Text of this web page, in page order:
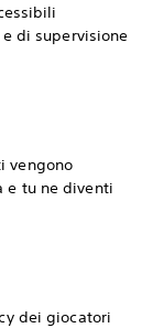
di supervisione
vengono
e tu ne diventi
dei giocatori